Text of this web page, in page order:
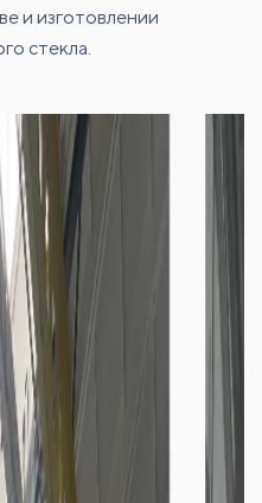
и изготовлении
стекла.